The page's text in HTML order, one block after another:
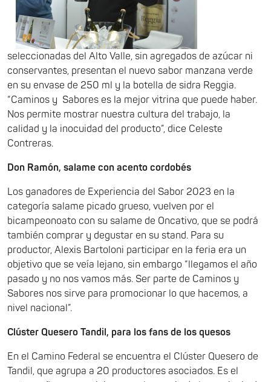
seleccionadas del Alto Valle, sin agregados de azúcar ni
conservantes, presentan el nuevo sabor manzana verde
en su envase de 250 ml y la botella de sidra Reggia.
“Caminos y Sabores es la mejor vitrina que puede haber.
Nos permite mostrar nuestra cultura del trabajo, la
calidad y la inocuidad del producto”, dice Celeste
Contreras.
Don Ramón, salame con acento cordobés
Los ganadores de Experiencia del Sabor 2023 en la
categoría salame picado grueso, vuelven por el
bicampeonoato con su salame de Oncativo, que se podrá
también comprar y degustar en su stand. Para su
productor, Alexis Bartoloni participar en la feria era un
objetivo que se veía lejano, sin embargo “llegamos el año
pasado y no nos vamos más. Ser parte de Caminos y
Sabores nos sirve para promocionar lo que hacemos, a
nivel nacional”.
Clúster Quesero Tandil, para los fans de los quesos
En el Camino Federal se encuentra el Clúster Quesero de
Tandil, que agrupa a 20 productores asociados. Es el